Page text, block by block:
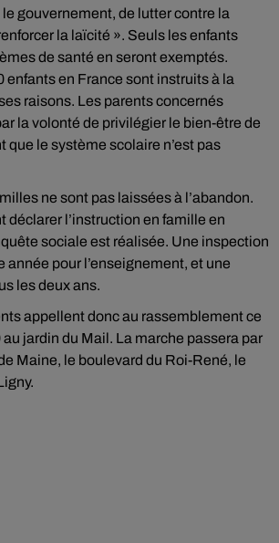
gouvernement, de lutter contre la
la laïcité ». Seuls les enfants
de santé en seront exemptés.
enfants en France sont instruits à la
raisons. Les parents concernés
la volonté de privilégier le bien-être de
que le système scolaire n’est pas
ne sont pas laissées à l’abandon.
déclarer l’instruction en famille en
sociale est réalisée. Une inspection
année pour l’enseignement, et une
les deux ans.
appellent donc au rassemblement ce
jardin du Mail. La marche passera par
Maine, le boulevard du Roi-René, le